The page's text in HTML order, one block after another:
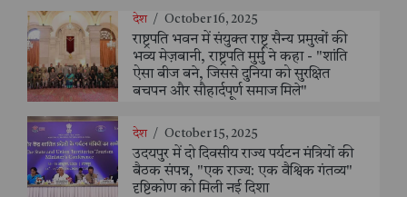
देश / October 16, 2025
राष्ट्रपति भवन में संयुक्त राष्ट्र सैन्य प्रमुखों की
भव्य मेज़बानी, राष्ट्रपति मुर्मु ने कहा - "शांति
ऐसा बीज बने, जिससे दुनिया को सुरक्षित
बचपन और सौहार्दपूर्ण समाज मिले"
देश / October 15, 2025
उदयपुर में दो दिवसीय राज्य पर्यटन मंत्रियों की
बैठक संपन्न, "एक राज्य: एक वैश्विक गंतव्य"
दृष्टिकोण को मिली नई दिशा